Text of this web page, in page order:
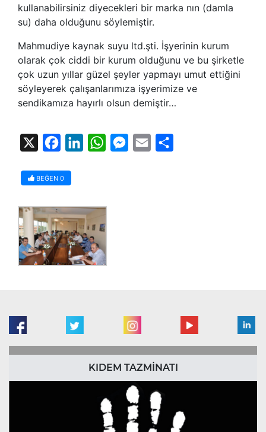
kullanabilirsiniz diyecekleri bir marka nın (damla
su) daha olduğunu söylemiştir.
Mahmudiye kaynak suyu ltd.şti. İşyerinin kurum
olarak çok ciddi bir kurum olduğunu ve bu şirketle
çok uzun yıllar güzel şeyler yapmayı umut ettiğini
söyleyerek çalışanlarımıza işyerimize ve
sendikamıza hayırlı olsun demiştir…
FacebookLinkedInWhatsAppMessenger
Email
BEĞEN 0
KIDEM TAZMİNATI